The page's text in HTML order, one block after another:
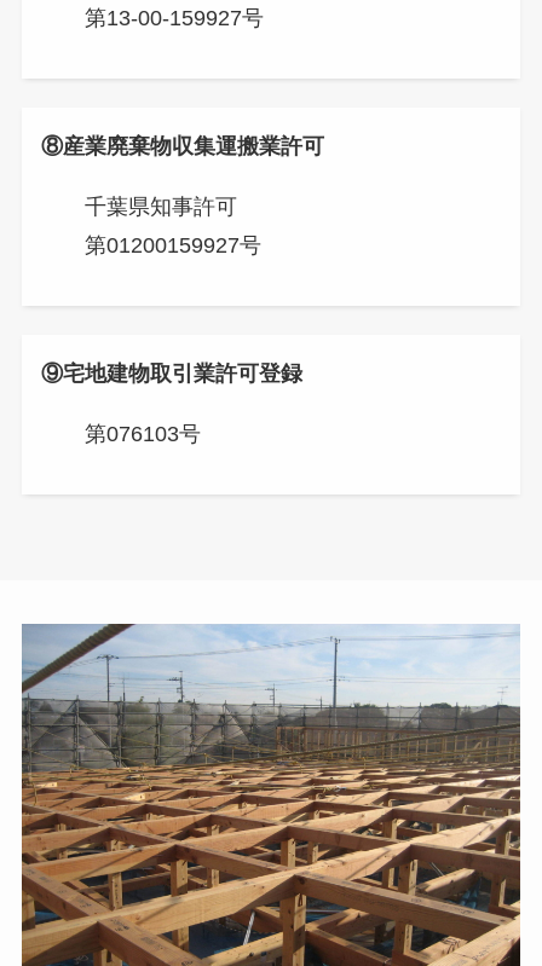
第13-00-159927号
⑧産業廃棄物収集運搬業許可
千葉県知事許可
第01200159927号
⑨宅地建物取引業許可登録
第076103号